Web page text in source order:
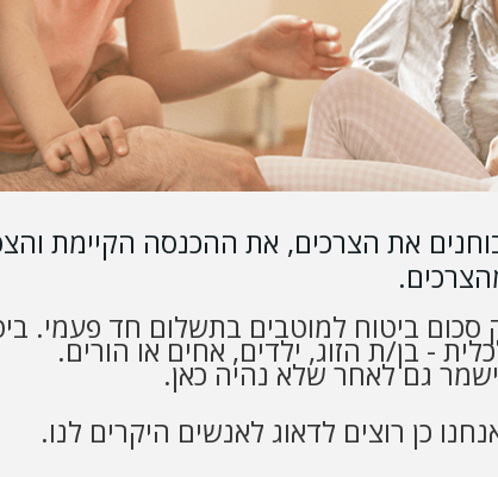
את הצרכים, את ההכנסה הקיימת
סכום ביטוח למוטבים בתשלום חד פעמי.
- בן/ת הזוג, ילדים, אחים או הורים.
גם לאחר שלא נהיה כאן.
כן רוצים לדאוג לאנשים היקרים לנו.